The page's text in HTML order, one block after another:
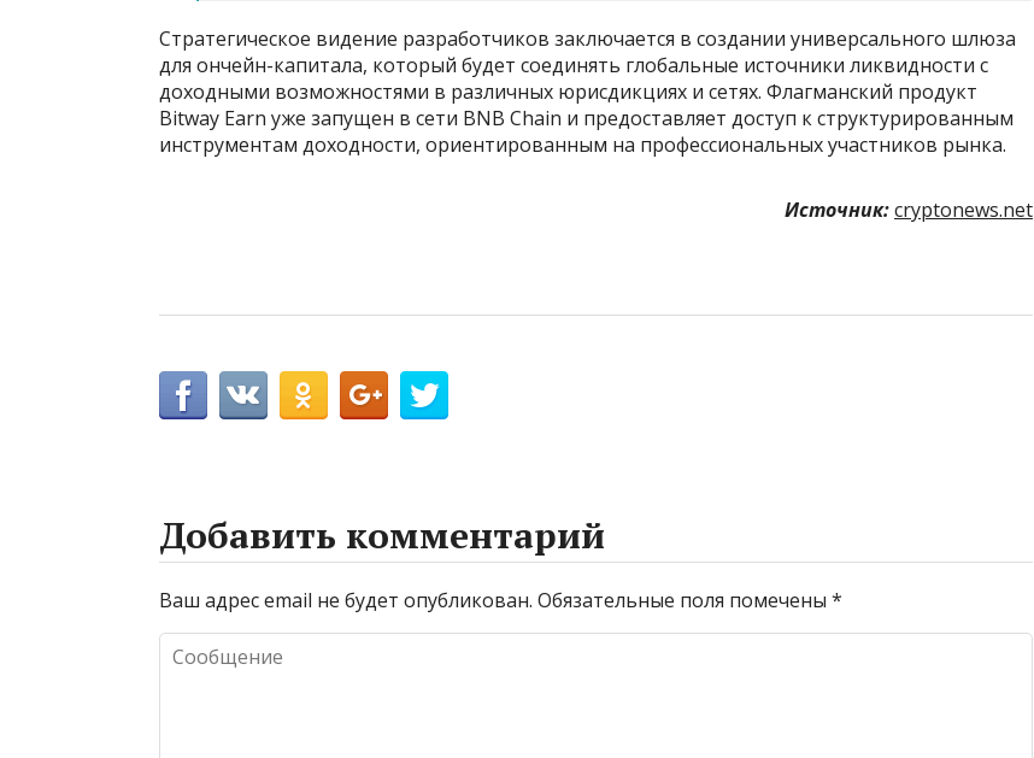
Стратегическое видение разработчиков заключается в создании универсального шлюза
для ончейн-капитала, который будет соединять глобальные источники ликвидности с
доходными возможностями в различных юрисдикциях и сетях. Флагманский продукт
Bitway Earn уже запущен в сети BNB Chain и предоставляет доступ к структурированным
инструментам доходности, ориентированным на профессиональных участников рынка.
Источник:cryptonews.net
Добавить комментарий
Ваш адрес email не будет опубликован. Обязательные поля помечены *